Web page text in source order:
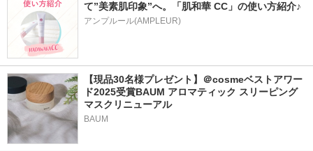
アンプルール(AMPLEUR)
【現品30名様プレゼント】＠cosmeベストアワー
ド2025受賞BAUM アロマティック スリーピング
マスクリニューアル
BAUM